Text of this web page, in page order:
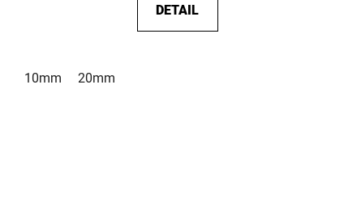
DETAIL
10mm 20mm